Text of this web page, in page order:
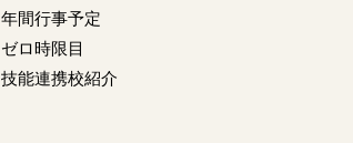
年間行事予定
ゼロ時限目
技能連携校紹介